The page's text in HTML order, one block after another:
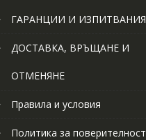
ГАРАНЦИИ И ИЗПИТВАНИЯ
ДОСТАВКА, ВРЪЩАНЕ И
ОТМЕНЯНЕ
Правила и условия
Политика за поверителност